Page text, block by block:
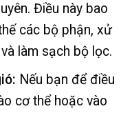
Điều này bao
các bộ phận, xử
làm sạch bộ lọc.
Nếu bạn để điều
cơ thể hoặc vào